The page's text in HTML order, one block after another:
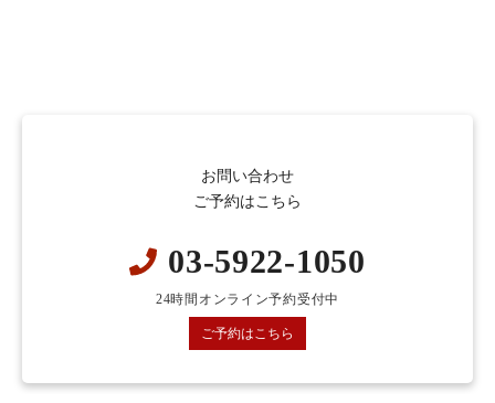
お問い合わせ
ご予約はこちら
03-5922-1050
24時間オンライン予約受付中
ご予約はこちら